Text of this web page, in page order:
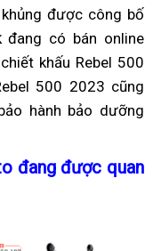
nhất
Rebel
500
mới
chữađược công bố
đang có bán online
khấu Rebel 500
500 2023 review
cũng
hành bảo dưỡng
Rebel
đang
đang được quan